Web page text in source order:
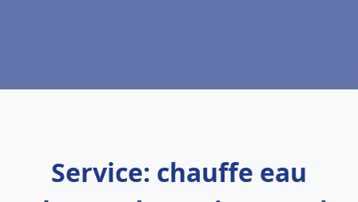
Service: chauffe eau